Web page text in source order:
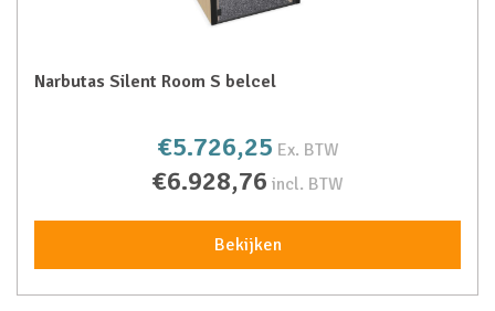
Narbutas Silent Room S belcel
€5.726,25 Ex. BTW
€6.928,76 incl. BTW
Bekijken